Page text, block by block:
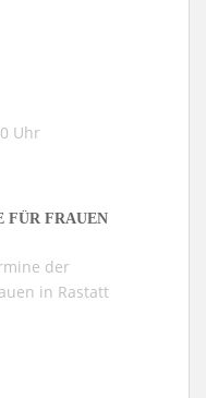
Uhr
FÜR FRAUEN
der
in Rastatt